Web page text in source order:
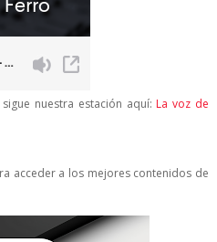
nuestra estación aquí: La voz de
acceder a los mejores contenidos de